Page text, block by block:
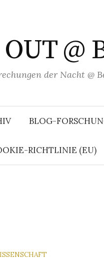
@
der Nacht @
BLOG-
RICHTLINIE (EU)